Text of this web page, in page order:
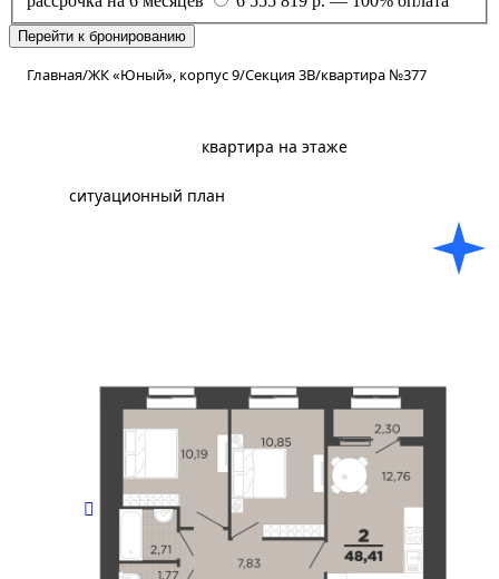
Перейти к бронированию
Главная/ЖК «Юный», корпус 9/Секция 3В/квартира №377
квартира на этаже
ситуационный план